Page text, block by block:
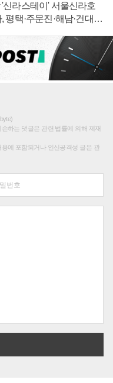
신라스테이' 서울신라호
평택·주문진·해남·건대로
하는 댓글은 관련 법률에 의해 제재
에 포함되거나 인신공격성 글은 관